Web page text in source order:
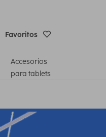
Favoritos
Accesorios
para tablets